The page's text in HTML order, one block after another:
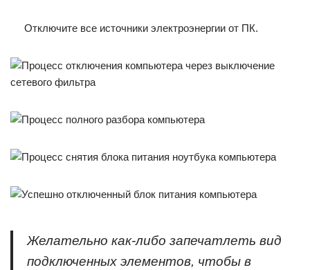
Отключите все источники электроэнергии от ПК.
Желательно как-либо запечатлеть вид
подключенных элементов, чтобы в